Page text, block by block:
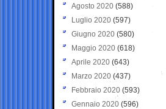
Agosto 2020 (588)
Luglio 2020 (597)
Giugno 2020 (580)
Maggio 2020 (618)
Aprile 2020 (643)
Marzo 2020 (437)
Febbraio 2020 (593)
Gennaio 2020 (596)